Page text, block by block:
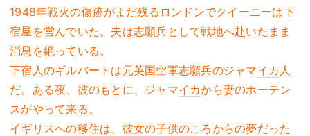
1948年戦火の傷跡がまだ残るロンドンでクイーニーは下
宿屋を営んでいた。夫は志願兵として戦地へ赴いたまま
消息を絶っている。
下宿人のギルバートは元英国空軍志願兵のジャマイカ 人
だ。ある夜、彼のもとに、ジャマイカから妻のホーテン
スがやって来る。
イギリスへの移住は、彼女の子供のころからの夢だった